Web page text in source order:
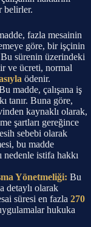
belirler.
fazla mesainin
göre, bir işçinin
Bu sürenin üzerindeki
ve ücreti, normal
ödenir.
madde, çalışana iş
tanır. Buna göre,
kaynaklı olarak,
şartları gereğince
sebebi olarak
bu madde
nedenle istifa hakkı
Yönetmeliği: Bu
detaylı olarak
süresi en fazla 270
hukuka